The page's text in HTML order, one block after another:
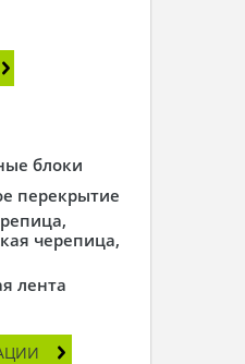
блоки
перекрытие
черепица,
лента